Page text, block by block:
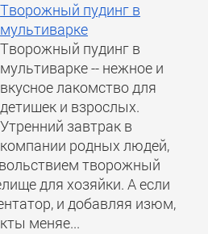
Творожный пудинг в
мультиварке
Творожный пудинг в
мультиварке -- нежное и
вкусное лакомство для
детишек и взрослых.
Утренний завтрак в
компании родных людей,
творожный
для хозяйки. А если
и добавляя изюм,
меняе...